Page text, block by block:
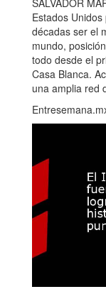
Estados
décadas ser el
mundo,
todo desde el
Casa Blanca.
una amplia red